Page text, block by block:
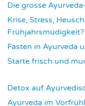
Die grosse
Krise, Stress,
Frühjahrsmüdigkeit?
Fasten in Ayurveda
Starte frisch und
Detox auf
Ayurveda im